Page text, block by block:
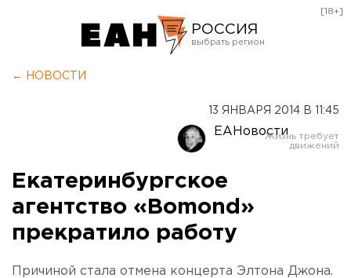
РОССИЯ
Оренбург
[18+]
← НОВОСТИ
13 ЯНВАРЯ 2014 В 11:45
ЕАНовости
Екатеринбургское
агентство «Bomond»
прекратило работу
Причиной стала отмена концерта Элтона Джона.